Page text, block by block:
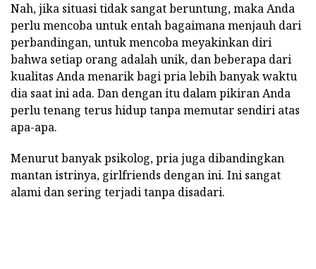
Nah, jika situasi tidak sangat beruntung, maka Anda
perlu mencoba untuk entah bagaimana menjauh dari
perbandingan, untuk mencoba meyakinkan diri
bahwa setiap orang adalah unik, dan beberapa dari
kualitas Anda menarik bagi pria lebih banyak waktu
dia saat ini ada. Dan dengan itu dalam pikiran Anda
perlu tenang terus hidup tanpa memutar sendiri atas
apa-apa.
Menurut banyak psikolog, pria juga dibandingkan
mantan istrinya, girlfriends dengan ini. Ini sangat
alami dan sering terjadi tanpa disadari.